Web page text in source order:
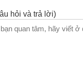
hỏi và trả lời)